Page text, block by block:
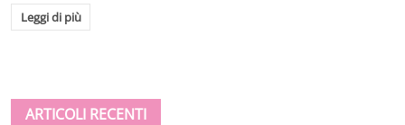
Leggi di più
ARTICOLI RECENTI